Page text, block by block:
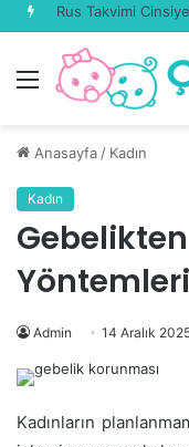
Rus Takvimi
Menü
Anasayfa / Kadın
Kadın
Admin 14 Aralık
Kadınların